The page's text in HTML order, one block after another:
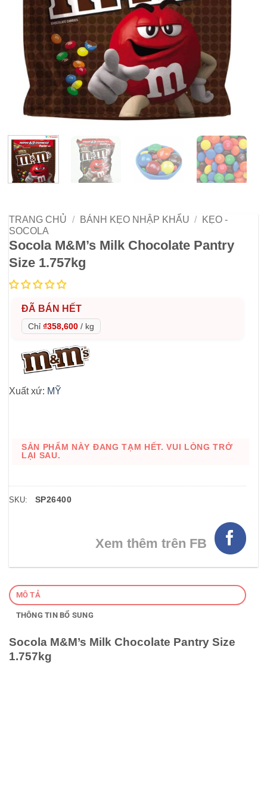
TRANG CHỦ / BÁNH KẸO NHẬP KHẨU /
KẸO -
SOCOLA
Socola M&M’s Milk Chocolate Pantry
Size 1.757kg
ĐÃ BÁN HẾT
Chỉ ₫358,600 / kg
Xuất xứ: MỸ
SẢN PHẨM NÀY ĐANG TẠM HẾT. VUI LÒNG TRỞ
LẠI SAU.
SKU: SP26400
Xem thêm trên FB
MÔ TẢ
THÔNG TIN BỔ SUNG
Socola M&M’s Milk Chocolate Pantry Size
1.757kg